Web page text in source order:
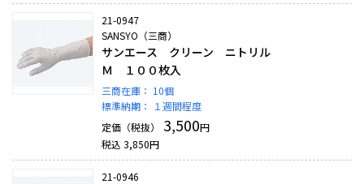
21-0947
SANSYO（三商）
サンエース クリーン ニトリル
Ｍ １００枚入
三商在庫： 10個
標準納期：
１週間程度
定価（税抜）
3,500円
税込 3,850円
21-0946